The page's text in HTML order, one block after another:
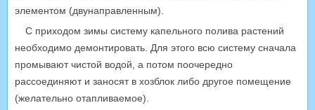
элементом (двунаправленным).
С приходом зимы систему капельного полива растений
необходимо демонтировать. Для этого всю систему сначала
промывают чистой водой, а потом поочередно
рассоединяют и заносят в хозблок либо другое помещение
(желательно отапливаемое).